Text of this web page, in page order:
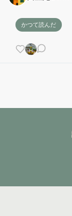
かつて読んだ